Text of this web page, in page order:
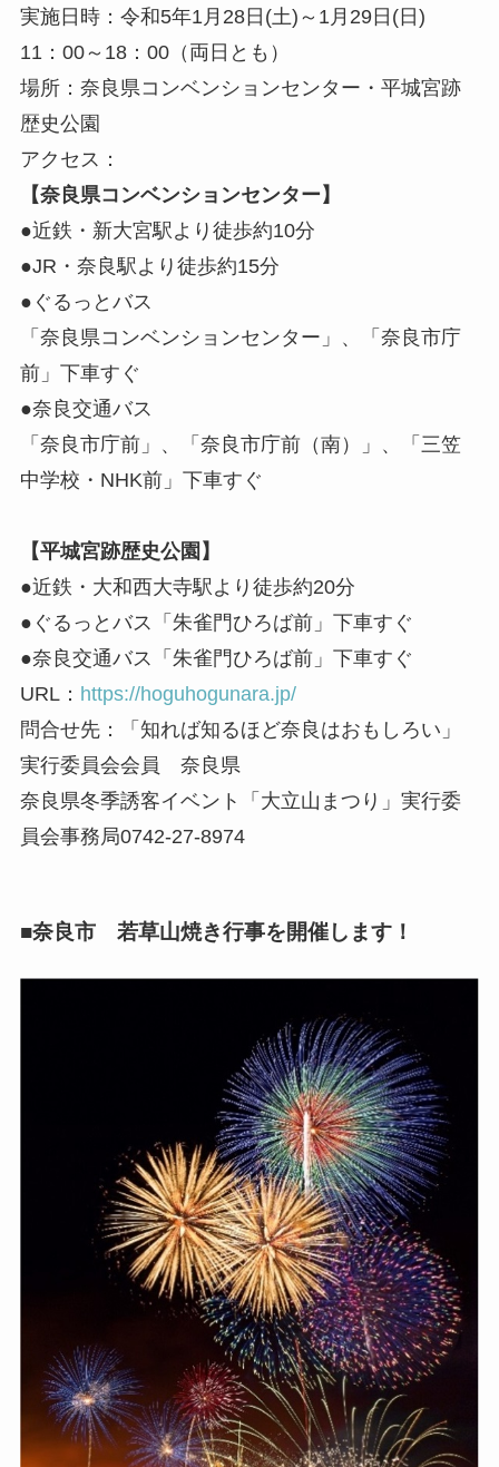
実施日時：令和5年1月28日(土)～1月29日(日)
11：00～18：00（両日とも）
場所：奈良県コンベンションセンター・平城宮跡
歴史公園
アクセス：
【奈良県コンベンションセンター】
●近鉄・新大宮駅より徒歩約10分
●JR・奈良駅より徒歩約15分
●ぐるっとバス
「奈良県コンベンションセンター」、「奈良市庁
前」下車すぐ
●奈良交通バス
「奈良市庁前」、「奈良市庁前（南）」、「三笠
中学校・NHK前」下車すぐ
【平城宮跡歴史公園】
●近鉄・大和西大寺駅より徒歩約20分
●ぐるっとバス「朱雀門ひろば前」下車すぐ
●奈良交通バス「朱雀門ひろば前」下車すぐ
URL： https://hoguhogunara.jp/
問合せ先：「知れば知るほど奈良はおもしろい」
実行委員会会員 奈良県
奈良県冬季誘客イベント「大立山まつり」実行委
員会事務局0742-27-8974
■奈良市 若草山焼き行事を開催します！